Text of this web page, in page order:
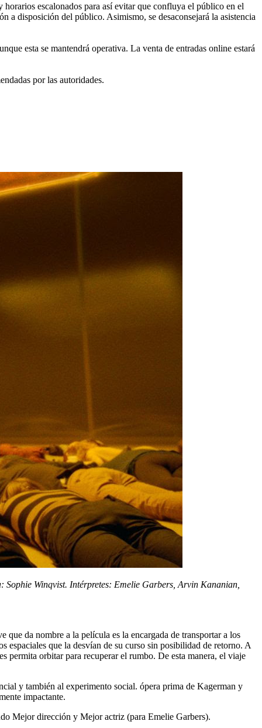
escalonados para así evitar que confluya el público en el
a disposición del público. Asimismo, se desaconsejará la asistencia
esta se mantendrá operativa. La venta de entradas online estará
por las autoridades.
Winqvist. Intérpretes: Emelie Garbers, Arvin Kananian,
da nombre a la película es la encargada de transportar a los
espaciales que la desvían de su curso sin posibilidad de retorno. A
permita orbitar para recuperar el rumbo. De esta manera, el viaje
y también al experimento social. ópera prima de Kagerman y
impactante.
Mejor dirección y Mejor actriz (para Emelie Garbers).